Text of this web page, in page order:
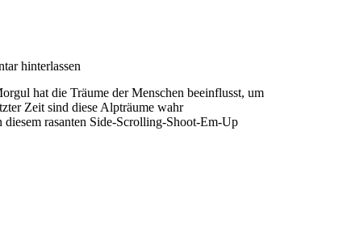
hinterlassen
hat die Träume der Menschen beeinflusst, um
Zeit sind diese Alpträume wahr
rasanten Side-Scrolling-Shoot-Em-Up